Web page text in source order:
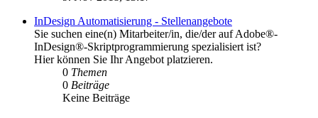
InDesign Automatisierung - Stellenangebote
Sie suchen eine(n) Mitarbeiter/in, die/der auf Adobe®-
InDesign®-Skriptprogrammierung spezialisiert ist?
Hier können Sie Ihr Angebot platzieren.
0 Themen
0 Beiträge
Keine Beiträge